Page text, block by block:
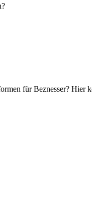
für Beznesser? Hier